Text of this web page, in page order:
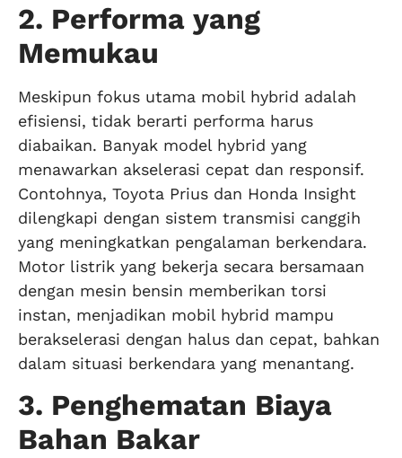
2. Performa yang
Memukau
Meskipun fokus utama mobil hybrid adalah
efisiensi, tidak berarti performa harus
diabaikan. Banyak model hybrid yang
menawarkan akselerasi cepat dan responsif.
Contohnya, Toyota Prius dan Honda Insight
dilengkapi dengan sistem transmisi canggih
yang meningkatkan pengalaman berkendara.
Motor listrik yang bekerja secara bersamaan
dengan mesin bensin memberikan torsi
instan, menjadikan mobil hybrid mampu
berakselerasi dengan halus dan cepat, bahkan
dalam situasi berkendara yang menantang.
3. Penghematan Biaya
Bahan Bakar